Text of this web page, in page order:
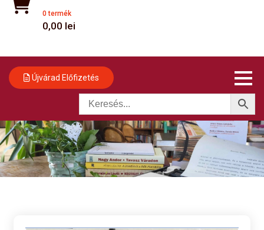
0 termék
0,00 lei
Újvárad Előfizetés